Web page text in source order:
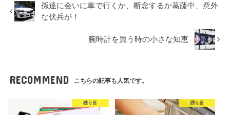
孫達に会いに車で行くか、断念するか葛藤中、意外
な伏兵が！
腕時計を買う時の小さな知恵
RECOMMEND こちらの記事も人気です。
独り言 独り言